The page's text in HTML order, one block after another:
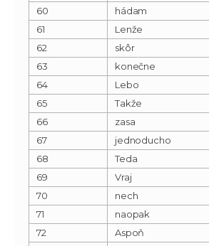
60
hádam
61
Lenže
62
skôr
63
konečne
64
Lebo
65
Takže
66
zasa
67
jednoducho
68
Teda
69
Vraj
70
nech
71
naopak
72
Aspoň